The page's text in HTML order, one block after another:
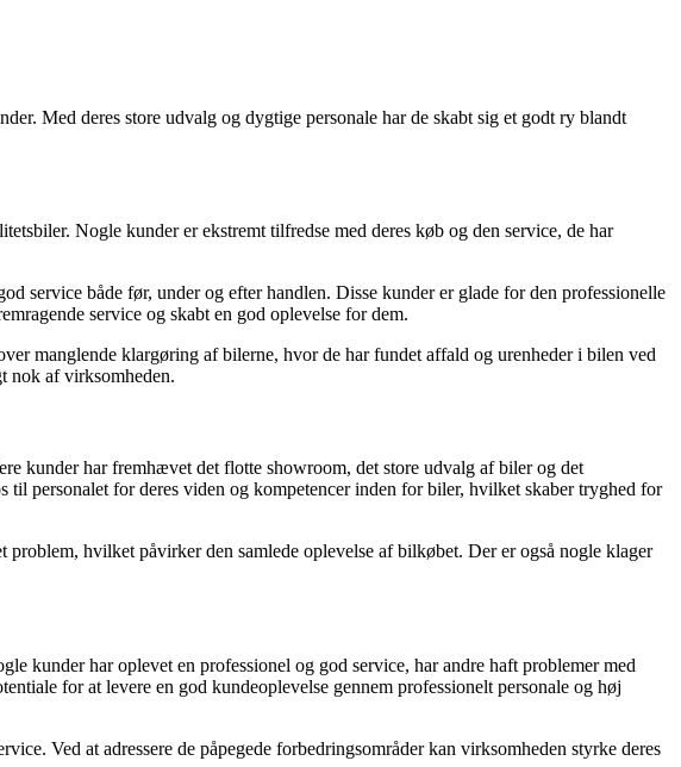
Med deres store udvalg og dygtige personale har de skabt sig et godt ry blandt
Nogle kunder er ekstremt tilfredse med deres køb og den service, de har
service både før, under og efter handlen. Disse kunder er glade for den professionelle
service og skabt en god oplevelse for dem.
manglende klargøring af bilerne, hvor de har fundet affald og urenheder i bilen ved
nok af virksomheden.
kunder har fremhævet det flotte showroom, det store udvalg af biler og det
til personalet for deres viden og kompetencer inden for biler, hvilket skaber tryghed for
hvilket påvirker den samlede oplevelse af bilkøbet. Der er også nogle klager
kunder har oplevet en professionel og god service, har andre haft problemer med
for at levere en god kundeoplevelse gennem professionelt personale og høj
Ved at adressere de påpegede forbedringsområder kan virksomheden styrke deres